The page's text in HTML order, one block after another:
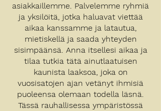
asiakkaillemme. Palvelemme ryhmiä
ja yksilöitä, jotka haluavat viettää
aikaa kanssamme ja latautua,
mietiskellä ja saada yhteyden
sisimpäänsä. Anna itsellesi aikaa ja
tilaa tutkia tätä ainutlaatuisen
kaunista laaksoa, joka on
vuosisatojen ajan vetänyt ihmisiä
puoleensa olemaan todella läsnä.
Tässä rauhallisessa ympäristössä